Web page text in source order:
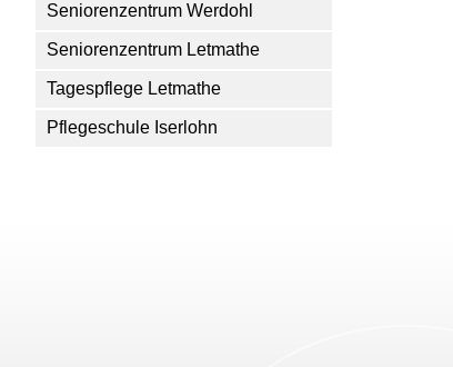
Seniorenzentrum Werdohl
Seniorenzentrum Letmathe
Tagespflege Letmathe
Pflegeschule Iserlohn